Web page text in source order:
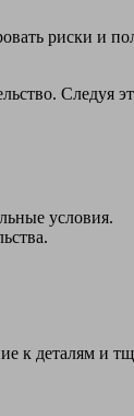
риски и
Следуя
условия.
деталям и